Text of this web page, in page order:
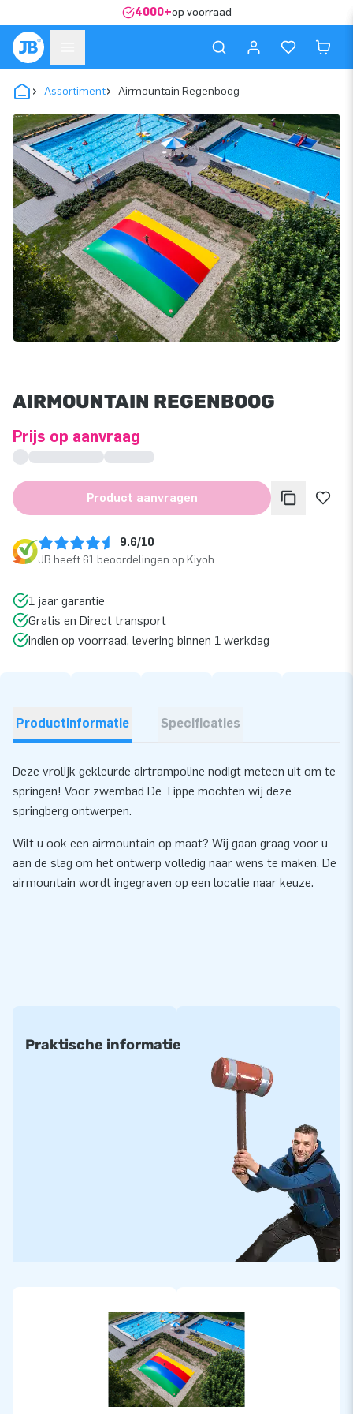
4000+op voorraad
Assortiment Airmountain Regenboog
AIRMOUNTAIN REGENBOOG
Prijs op aanvraag
Product aanvragen
9.6/10
JB heeft 61 beoordelingen op Kiyoh
1 jaar garantie
Gratis en Direct transport
Indien op voorraad, levering binnen 1 werkdag
Productinformatie Specificaties
Deze vrolijk gekleurde airtrampoline nodigt meteen uit om te
springen! Voor zwembad De Tippe mochten wij deze
springberg ontwerpen.
Wilt u ook een airmountain op maat? Wij gaan graag voor u
aan de slag om het ontwerp volledig naar wens te maken. De
airmountain wordt ingegraven op een locatie naar keuze.
Praktische informatie